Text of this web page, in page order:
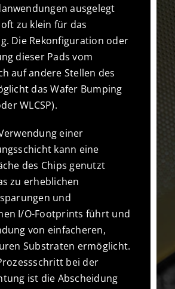
ausgelegt
zu klein für das
Die Rekonfiguration oder
dieser Pads vom
auf andere Stellen des
das Wafer Bumping
WLCSP).
einer
kann eine
des Chips genutzt
zu erheblichen
und
I/O-Footprints führt und
von einfacheren,
Substraten ermöglicht.
bei der
ist die Abscheidung